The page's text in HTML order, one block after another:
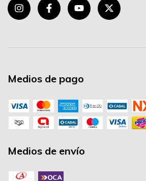
Medios de pago
Medios de envío